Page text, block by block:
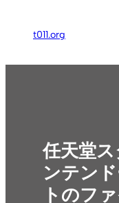
ス
t011.org
任天堂
ンテン
トのフ